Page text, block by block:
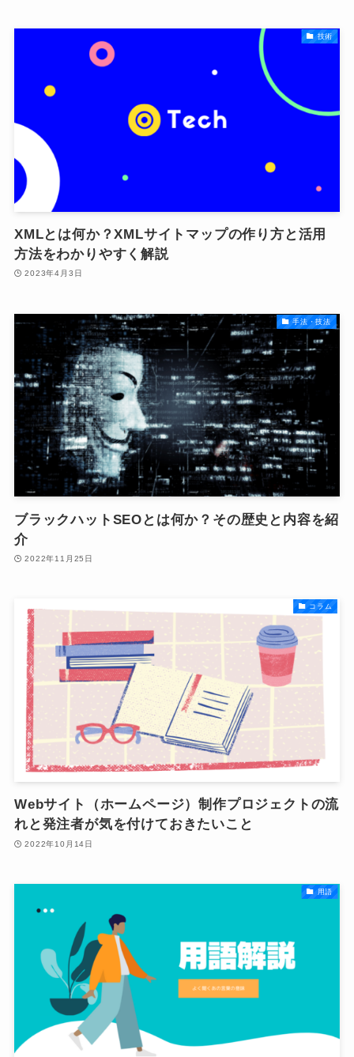
技術
XMLとは何か？XMLサイトマップの作り方と活用
方法をわかりやすく解説
2023年4月3日
手法・技法
ブラックハットSEOとは何か？その歴史と内容を紹
介
2022年11月25日
コラム
Webサイト（ホームページ）制作プロジェクトの流
れと発注者が気を付けておきたいこと
2022年10月14日
用語